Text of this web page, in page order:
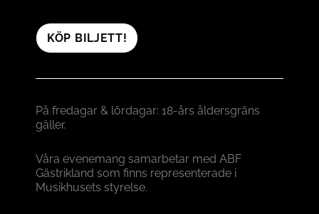
KÖP BILJETT!
På fredagar & lördagar: 18-års åldersgräns
gäller.
Våra evenemang samarbetar med ABF
Gästrikland som finns representerade i
Musikhusets styrelse.